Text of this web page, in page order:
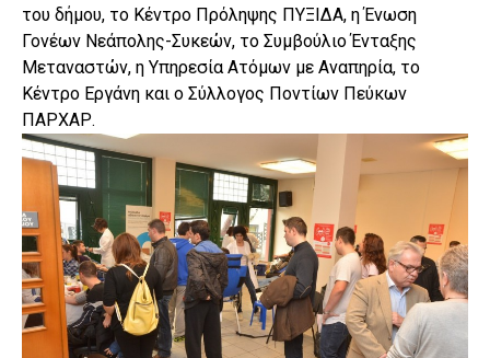
του δήμου, το Κέντρο Πρόληψης ΠΥΞΙΔΑ, η Ένωση
Γονέων Νεάπολης-Συκεών, το Συμβούλιο Ένταξης
Μεταναστών, η Υπηρεσία Ατόμων με Αναπηρία, το
Κέντρο Εργάνη και ο Σύλλογος Ποντίων Πεύκων
ΠΑΡΧΑΡ.